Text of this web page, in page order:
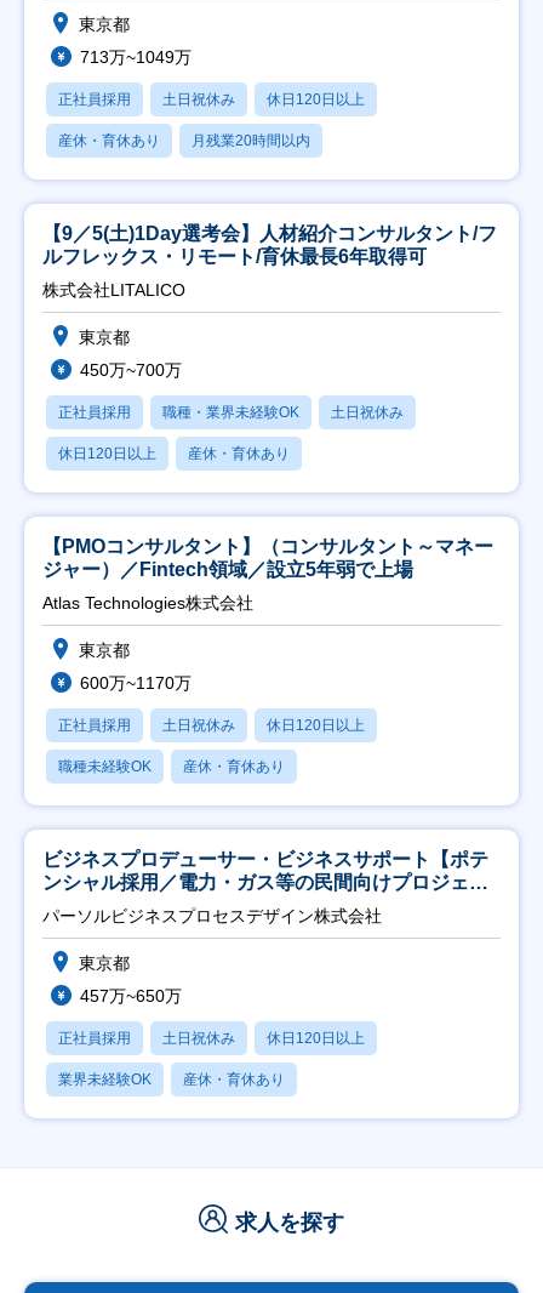
東京都
713万~1049万
正社員採用 土日祝休み 休日120日以上
産休・育休あり 月残業20時間以内
【9／5(土)1Day選考会】人材紹介コンサルタント/フ
ルフレックス・リモート/育休最長6年取得可
株式会社LITALICO
東京都
450万~700万
正社員採用 職種・業界未経験OK 土日祝休み
休日120日以上 産休・育休あり
【PMOコンサルタント】（コンサルタント～マネー
ジャー）／Fintech領域／設立5年弱で上場
Atlas Technologies株式会社
東京都
600万~1170万
正社員採用 土日祝休み 休日120日以上
職種未経験OK 産休・育休あり
ビジネスプロデューサー・ビジネスサポート【ポテ
ンシャル採用／電力・ガス等の民間向けプロジェク
ト推進】
パーソルビジネスプロセスデザイン株式会社
東京都
457万~650万
正社員採用 土日祝休み 休日120日以上
業界未経験OK 産休・育休あり
求人を探す